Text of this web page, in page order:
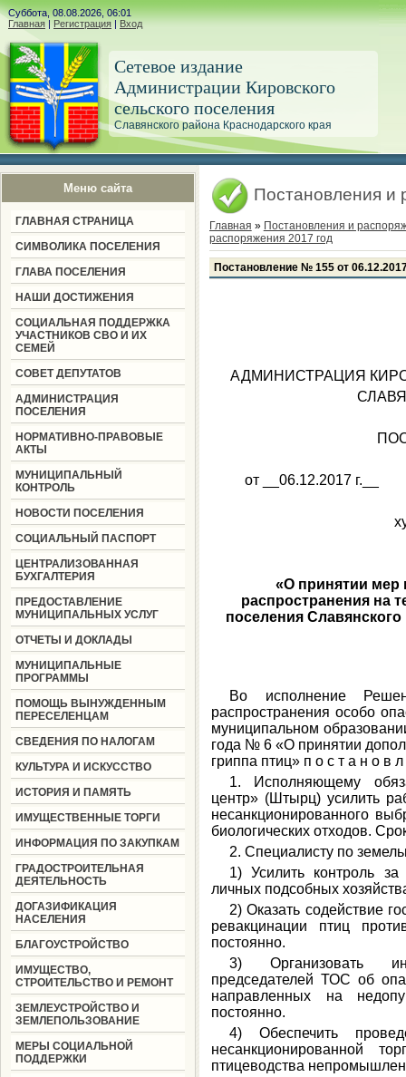
Суббота, 08.08.2026, 06:01
Главная | Регистрация | Вход
Сетевое издание
Администрации Кировского
сельского поселения
Славянского района Краснодарского края
Меню сайта
ГЛАВНАЯ СТРАНИЦА
СИМВОЛИКА ПОСЕЛЕНИЯ
ГЛАВА ПОСЕЛЕНИЯ
НАШИ ДОСТИЖЕНИЯ
СОЦИАЛЬНАЯ ПОДДЕРЖКА
УЧАСТНИКОВ СВО И ИХ
СЕМЕЙ
СОВЕТ ДЕПУТАТОВ
АДМИНИСТРАЦИЯ
ПОСЕЛЕНИЯ
НОРМАТИВНО-ПРАВОВЫЕ
АКТЫ
МУНИЦИПАЛЬНЫЙ
КОНТРОЛЬ
НОВОСТИ ПОСЕЛЕНИЯ
СОЦИАЛЬНЫЙ ПАСПОРТ
ЦЕНТРАЛИЗОВАННАЯ
БУХГАЛТЕРИЯ
ПРЕДОСТАВЛЕНИЕ
МУНИЦИПАЛЬНЫХ УСЛУГ
ОТЧЕТЫ И ДОКЛАДЫ
МУНИЦИПАЛЬНЫЕ
ПРОГРАММЫ
ПОМОЩЬ ВЫНУЖДЕННЫМ
ПЕРЕСЕЛЕНЦАМ
СВЕДЕНИЯ ПО НАЛОГАМ
КУЛЬТУРА И ИСКУССТВО
ИСТОРИЯ И ПАМЯТЬ
ИМУЩЕСТВЕННЫЕ ТОРГИ
ИНФОРМАЦИЯ ПО ЗАКУПКАМ
ГРАДОСТРОИТЕЛЬНАЯ
ДЕЯТЕЛЬНОСТЬ
ДОГАЗИФИКАЦИЯ
НАСЕЛЕНИЯ
БЛАГОУСТРОЙСТВО
ИМУЩЕСТВО,
СТРОИТЕЛЬСТВО И РЕМОНТ
ЗЕМЛЕУСТРОЙСТВО И
ЗЕМЛЕПОЛЬЗОВАНИЕ
МЕРЫ СОЦИАЛЬНОЙ
ПОДДЕРЖКИ
Постановления и
Главная » Постановления и
распоряжения 2017 год
Постановление № 155 от
АДМИНИСТРАЦИЯ
от
«О принятии мер
распространения на
поселения
Во исполнение
распространения особо
муниципальном
года № 6 «О принятии
гриппа птиц» п о с т а н о в
1. Исполняющему
центр» (Штырц) усилить
несанкционированного
биологических отходов.
2. Специалисту по
1) Усилить контроль
личных подсобных
2) Оказать содействие
ревакцинации птиц
постоянно.
3) Организовать
председателей ТОС об
направленных на
постоянно.
4) Обеспечить
несанкционированной
птицеводства